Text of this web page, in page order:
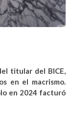
titular del BICE,
en el macrismo.
en 2024 facturó